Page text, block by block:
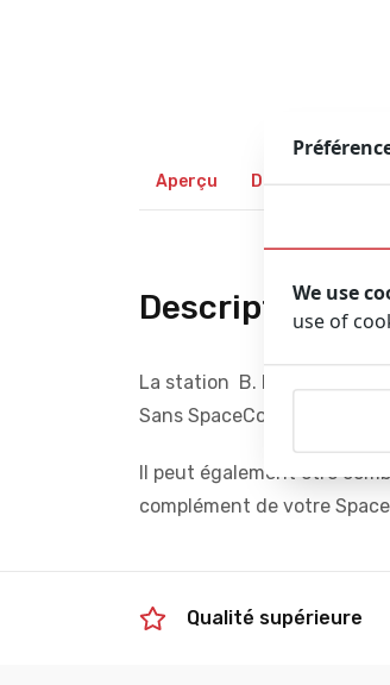
Aperçu Description
Description du
La station B. Braun
Sans SpaceCover, cette
Il peut également être
complément de votre
Qualité supérieure
We use
use of